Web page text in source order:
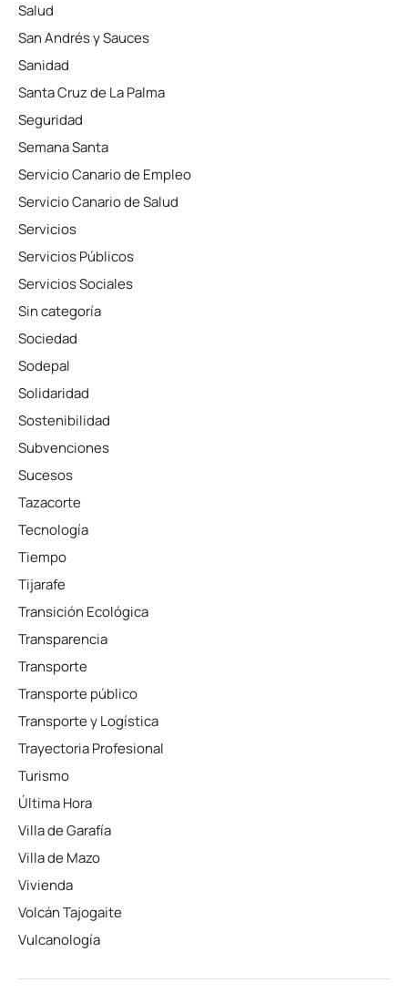
Salud
San Andrés y Sauces
Sanidad
Santa Cruz de La Palma
Seguridad
Semana Santa
Servicio Canario de Empleo
Servicio Canario de Salud
Servicios
Servicios Públicos
Servicios Sociales
Sin categoría
Sociedad
Sodepal
Solidaridad
Sostenibilidad
Subvenciones
Sucesos
Tazacorte
Tecnología
Tiempo
Tijarafe
Transición Ecológica
Transparencia
Transporte
Transporte público
Transporte y Logística
Trayectoria Profesional
Turismo
Última Hora
Villa de Garafía
Villa de Mazo
Vivienda
Volcán Tajogaite
Vulcanología